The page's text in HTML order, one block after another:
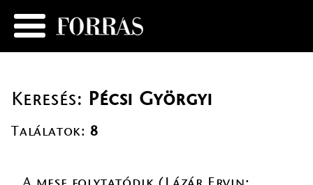
Keresés: Pécsi Györgyi
Találatok: 8